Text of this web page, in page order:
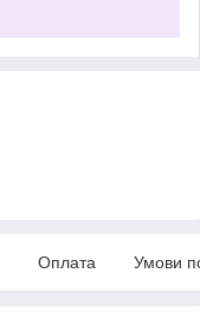
Оплата Умови